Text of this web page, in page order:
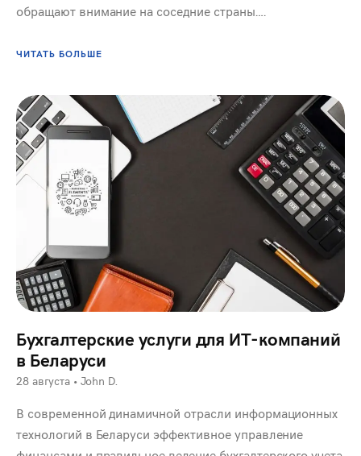
обращают внимание на соседние страны….
ЧИТАТЬ БОЛЬШЕ
Бухгалтерские услуги для ИТ-компаний
в Беларуси
28 августа •John D.
В современной динамичной отрасли информационных
технологий в Беларуси эффективное управление